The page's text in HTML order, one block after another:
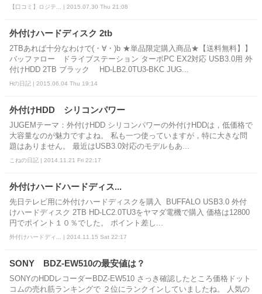
【口コミ】ロジテ... | 2015.07.30 Thu 21:08
外付けハードディスク 2tb
2TBあれば十分なわけで(・∀・)b ★単品限定購入商品★【送料無料】】
バッファロー ドライブステーション ターボPC EX2対応 USB3.0用 外
付けHDD 2TB ブラック HD-LB2.0TU3-BKC JUG...
Hの日記 | 2015.06.04 Thu 19:14
外付けHDD シリコンパワー
JUGEMテーマ：外付けHDD シリコンパワーの外付けHDDは，低価格で
大容量なのが魅力ですよね。 私も一つ使っていますが，特に大きな問
題はありません。 最近はUSB3.0対応のモデルもあ...
こねの日記 | 2014.11.21 Fri 22:17
外付けハードハードディス...
先日テレビ用に外付けハードディスクを購入 BUFFALO USB3.0 外付
けハードディスク 2TB HD-LC2.0TU3をヤマダ電機で購入 価格は12800
円でポイント１０％でした。 ポイント差し...
外付けハードディ... | 2014.11.15 Sat 22:17
SONY BDZ-EW510の最安値は？
SONYのHDDレコーダーBDZ-EW510 さっき確認したところ価格ドット
コムの売れ筋ランキングで ２位にランクインしていましたね。 人気の